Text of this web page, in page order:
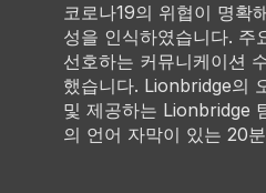
코로나19의 위협이 명확
성을 인식하였습니다. 주
선호하는 커뮤니케이션
했습니다. Lionbridge의
및 제공하는 Lionbridge
의 언어 자막이 있는 20